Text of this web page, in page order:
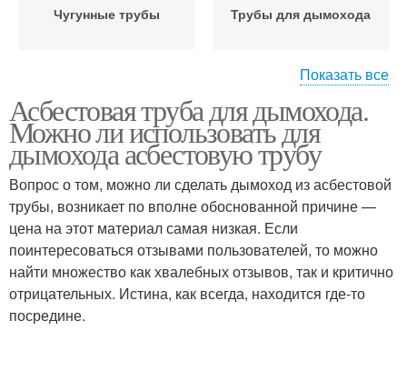
Чугунные трубы Трубы для дымохода
металлических труб
Дымоход в бане
Труба в качестве
Показать все
Асбестовая труба для дымохода.
Можно ли использовать для
дымохода асбестовую трубу
Вопрос о том, можно ли сделать дымоход из асбестовой
трубы, возникает по вполне обоснованной причине —
цена на этот материал самая низкая. Если
поинтересоваться отзывами пользователей, то можно
найти множество как хвалебных отзывов, так и критично
отрицательных. Истина, как всегда, находится где-то
посредине.